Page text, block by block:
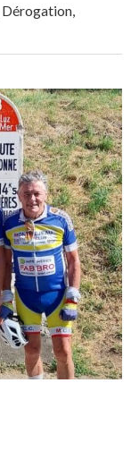
Dérogation,